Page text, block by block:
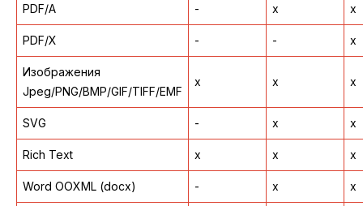
PDF/A - x x
PDF/X - - x
Изображения
Jpeg/PNG/BMP/GIF/TIFF/EMF
x x x
SVG - x x
Rich Text x x x
Word OOXML (docx) - x x